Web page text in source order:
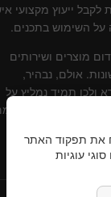
ייעוץ מקצועי
על השימוש בתכנים.
מוצרים ושירותים
אולם, נבהיר,
ולכן תמיד נמליץ על
בסטנרט איכותי
את תפקוד האתר
עוגיות